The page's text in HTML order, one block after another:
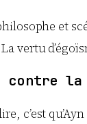
et
vertu
contre
c’est